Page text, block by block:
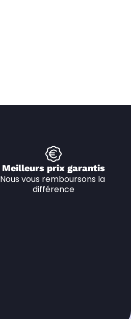
Meilleurs prix garantis
Nous vous remboursons la
différence